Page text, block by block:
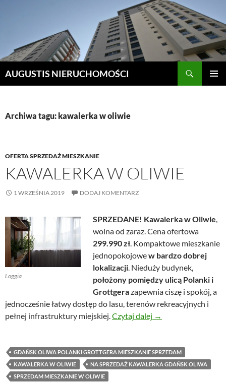
AUGUSTIS NIERUCHOMOŚCI
Archiwa tagu: kawalerka w oliwie
OFERTA SPRZEDAŻ MIESZKANIE
KAWALERKA W OLIWIE
1 WRZEŚNIA 2019 DODAJ KOMENTARZ
Loggia
SPRZEDANE! Kawalerka w Oliwie,
wolna od zaraz. Cena ofertowa
299.990 zł. Kompaktowe mieszkanie
jednopokojowew bardzo dobrej
lokalizacji. Nieduży budynek,
położony pomiędzy ulicą Polanki i
Grottgerazapewnia ciszę i spokój, a
jednocześnie łatwy dostęp do lasu, terenów rekreacyjnych i
pełnej infrastruktury miejskiej.Czytaj dalej Kawalerka w Oliwie
→
GDAŃSK OLIWA POLANKI GROTTGERA MIESZKANIE SPRZEDAM
KAWALERKA W OLIWIE
NA SPRZEDAŻ KAWALERKA GDAŃSK OLIWA
SPRZEDAM MIESZKANIE W OLIWIE